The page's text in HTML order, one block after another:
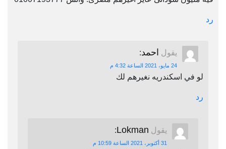
رد
يقول احمد:
24 مايو، 2021 الساعة 4:32 م
لو في اسكندريه نغيرهم لك
رد
يقول Lokman
:
31 أكتوبر، 2021 الساعة 10:59 م